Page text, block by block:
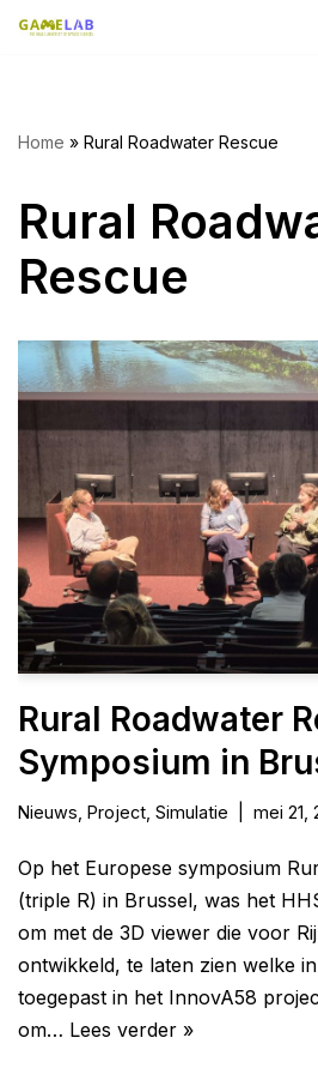
de
Home » Rural Roadwater Rescue
Rural
Rescue
Rural Roadwater
Symposium in
Nieuws Project Simulatie mei 21,
Op het Europese symposium
(triple R) in Brussel, was het
om met de 3D viewer die voor
ontwikkeld, te laten zien welke
toegepast in het InnovA58
om… Lees verder »